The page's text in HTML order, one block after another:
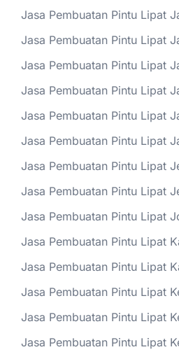
Jasa Pembuatan Pintu Lipat
Jasa Pembuatan Pintu Lipat
Jasa Pembuatan Pintu Lipat
Jasa Pembuatan Pintu Lipat
Jasa Pembuatan Pintu Lipat
Jasa Pembuatan Pintu Lipat
Jasa Pembuatan Pintu Lipat
Jasa Pembuatan Pintu Lipat
Jasa Pembuatan Pintu Lipat
Jasa Pembuatan Pintu Lipat
Jasa Pembuatan Pintu Lipat
Jasa Pembuatan Pintu Lipat
Jasa Pembuatan Pintu Lipat
Jasa Pembuatan Pintu Lipat